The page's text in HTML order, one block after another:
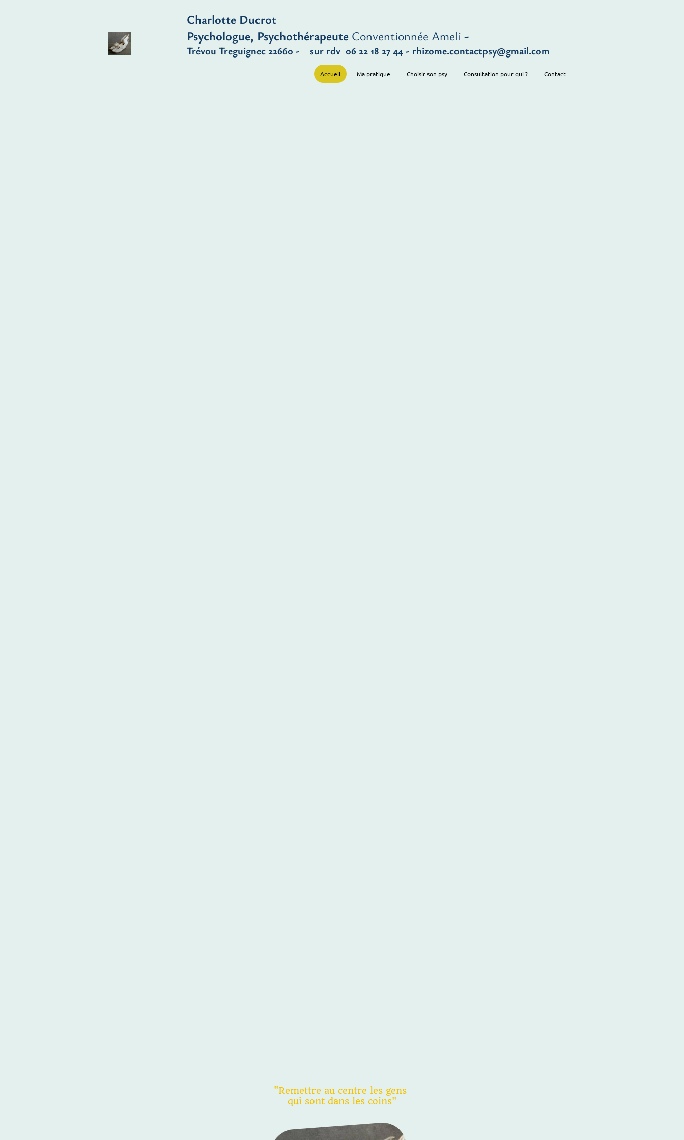
Charlotte Ducrot
Psychologue, Psychothérapeute Conventionnée Ameli -
Trévou Treguignec 22660 - sur rdv 06 22 18 27 44 - rhizome.contactpsy@gmail.com
Accueil Ma pratique Choisir son psy Consultation pour qui ? Contact
"Remettre au centre les gens
qui sont dans les coins"